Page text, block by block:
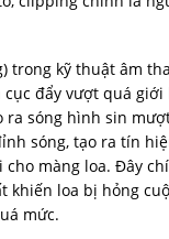
trong kỹ thuật âm
đẩy vượt quá giới
ra sóng hình sin
sóng, tạo ra tín
cho màng loa. Đây
khiến loa bị hỏng
mức.